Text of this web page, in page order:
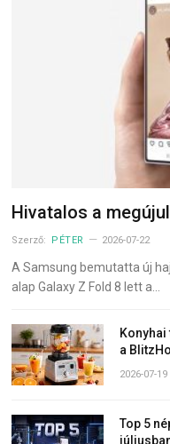
Hivatalos a
Szerző: PÉTER 2026-07-22
A Samsung bemutatta új
alap Galaxy Z Fold 8 lett a…
a
2026-07-19
Top 5